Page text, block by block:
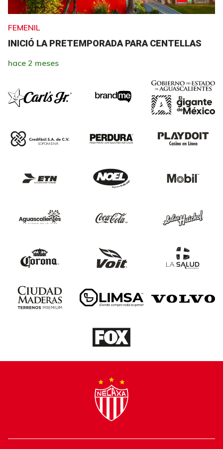
FEMENIL
INICIÓ LA PRETEMPORADA PARA CENTELLAS
hace 2 meses